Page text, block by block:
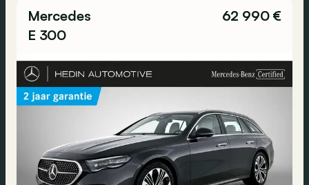
Mercedes
E 300
62 990 €